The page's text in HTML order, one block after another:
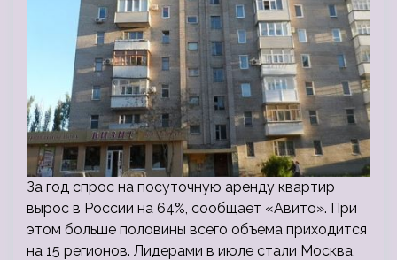
За год спрос на посуточную аренду квартир
вырос в России на 64%, сообщает «Авито». При
этом больше половины всего объема приходится
на 15 регионов. Лидерами в июле стали Москва,